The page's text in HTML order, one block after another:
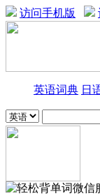
访问手机版
英语词典 日